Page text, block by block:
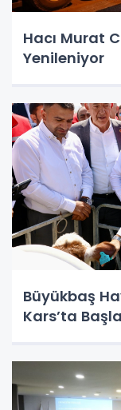
Hacı Murat
Yenileniyor
Büyükbaş
Kars’ta